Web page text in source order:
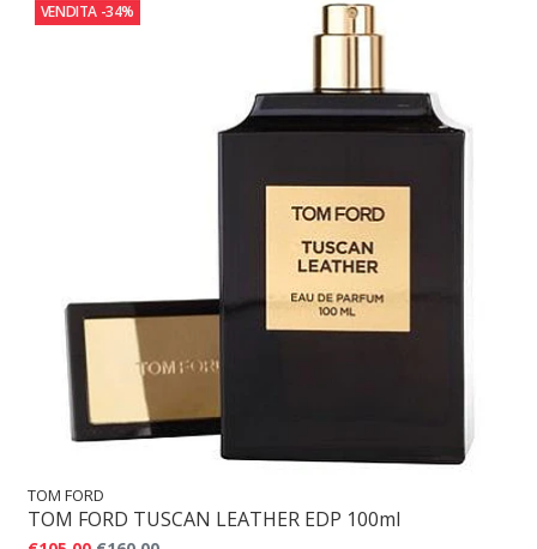
VENDITA -34%
TOM FORD
TOM FORD TUSCAN LEATHER EDP 100ml